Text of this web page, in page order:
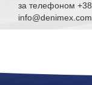
за телефоном